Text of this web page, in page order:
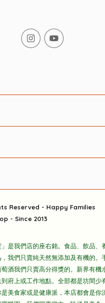
新鮮蔬果
加飲品
東西
價
食雜誌
Reserved - Happy Families
- Since 2013
」是我們店的座右銘。食品、飲品、
我們只賣純天然無添加及有機的。
酒我們只賣高分得獎的。新界有機
府上或工作地點。全部都是坊間少
美食家或是健康派，本店都會是你